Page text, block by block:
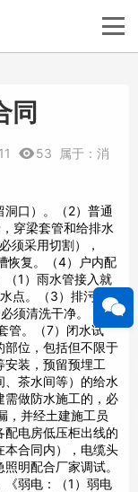
同
53 属于： 消
口）。（2）普通
穿梁套管和给排水
须采用切割），
恢复。（4）户内配
（1）雨水管接入就
点。（3）排污管
须清洗干净。
管。（7）闭水试
部位，包括但不限于
安装，预留预埋工
茶水间等）的给水
需做防水施工的，必
，并经土建施工员
电房低压柜出线的
本合同内），电缆头
明配合厂家调试。
《弱电：（1）弱电